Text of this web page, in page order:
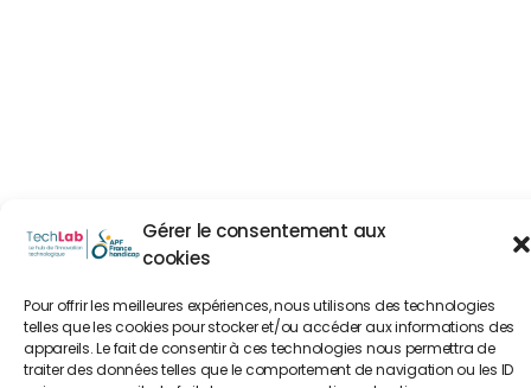
Gérer le consentement aux
cookies
Pour offrir les meilleures expériences, nous utilisons des technologies
telles que les cookies pour stocker et/ou accéder aux informations des
appareils. Le fait de consentir à ces technologies nous permettra de
traiter des données telles que le comportement de navigation ou les ID